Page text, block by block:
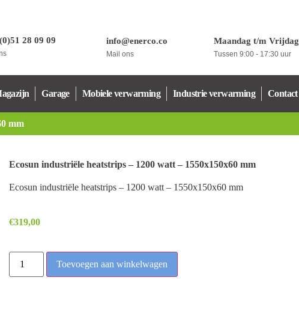
28 09 09 info@enerco.co
Mail ons
Maandag t/m Vrijdag
Tussen 9:00 - 17:30 uur
Garage Mobiele verwarming Industrie verwarming Contact
mm
Ecosun industriële heatstrips – 1200 watt – 1550x150x60 mm
Ecosun industriële heatstrips – 1200 watt – 1550x150x60 mm
€319,00
Toevoegen aan winkelwagen